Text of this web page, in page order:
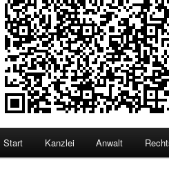
Start Kanzlei Anwalt